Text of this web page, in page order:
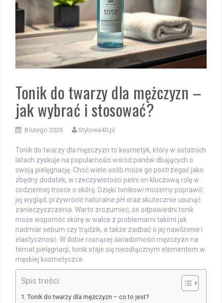
Tonik do twarzy dla mężczyzn –
jak wybrać i stosować?
8 lutego 2026 Stylowa40.pl
Tonik do twarzy dla mężczyzn to kosmetyk, który w ostatnich
latach zyskuje na popularności wśród panów dbających o
swoją pielęgnację. Choć wiele osób może go postrzegać jako
zbędny dodatek, w rzeczywistości pełni on kluczową rolę w
codziennej trosce o skórę. Dzięki tonikowi możemy poprawić
jej wygląd, przywrócić naturalne pH oraz skutecznie usunąć
zanieczyszczenia. Warto zrozumieć, że odpowiedni tonik
może wspomóc skórę w walce z problemami takimi jak
nadmiar sebum czy trądzik, a także zadbać o jej nawilżenie i
elastyczność. W dobie rosnącej świadomości mężczyzn na
temat pielęgnacji, tonik staje się nieodłącznym elementem w
męskiej kosmetyczce.
Spis treści
Tonik do twarzy dla mężczyzn – co to jest?